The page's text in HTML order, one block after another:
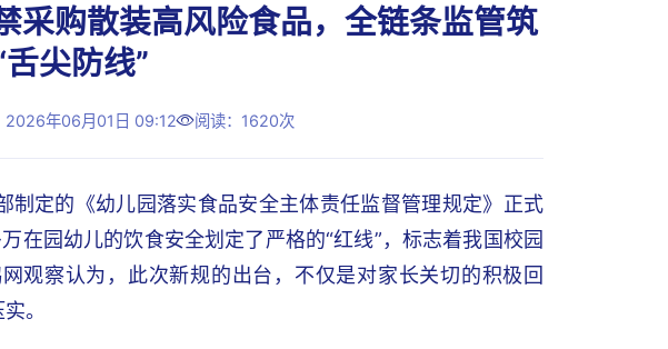
采购散装高风险食品，全链条监管筑
舌尖防线”
2026年06月01日 09:12 阅读：1620次
制定的《幼儿园落实食品安全主体责任监督管理规定》正式
在园幼儿的饮食安全划定了严格的“红线”，标志着我国校园
观察认为，此次新规的出台，不仅是对家长关切的积极回
。